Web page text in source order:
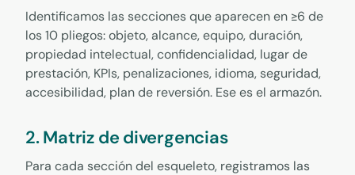
Identificamos las secciones que aparecen en ≥6 de
los 10 pliegos: objeto, alcance, equipo, duración,
propiedad intelectual, confidencialidad, lugar de
prestación, KPIs, penalizaciones, idioma, seguridad,
accesibilidad, plan de reversión. Ese es el armazón.
2. Matriz de divergencias
Para cada sección del esqueleto, registramos las